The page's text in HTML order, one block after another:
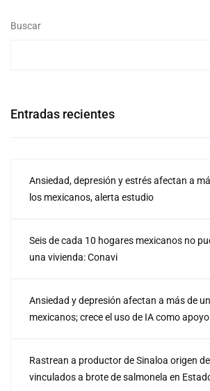
Buscar
Entradas recientes
Ansiedad, depresión y estrés afectan a
los mexicanos, alerta estudio
Seis de cada 10 hogares mexicanos no
una vivienda: Conavi
Ansiedad y depresión afectan a más de
mexicanos; crece el uso de IA como
Rastrean a productor de Sinaloa origen
vinculados a brote de salmonela en